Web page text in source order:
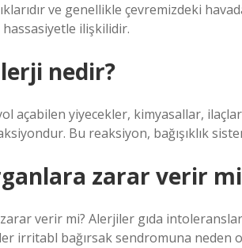
ve genellikle çevremizdeki
ilişkilidir.
nedir?
açabilen yiyecekler, kimyasallar,
Bu reaksiyon, bağışıklık
zarar verir
verir mi? Alerjiler gıda
irritabl bağırsak sendromuna neden